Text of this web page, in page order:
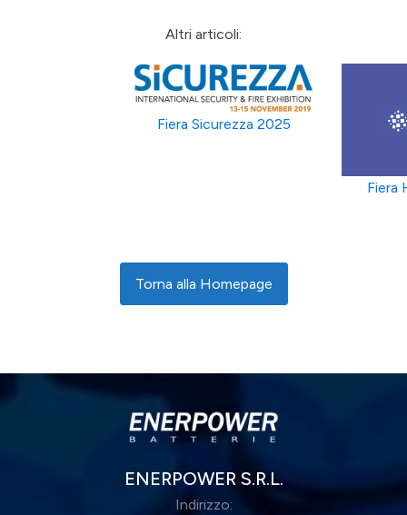
Altri articoli:
Fiera Sicurezza 2025
Fiera
Torna alla Homepage
ENERPOWER S.R.L.
Indirizzo: